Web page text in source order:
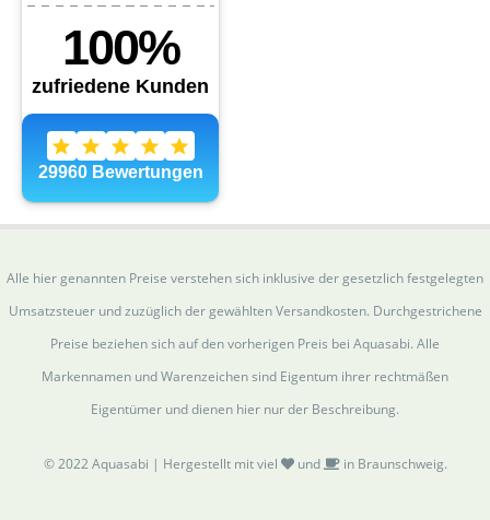
Alle hier genannten Preise verstehen sich inklusive der gesetzlich festgelegten
Umsatzsteuer und zuzüglich der gewählten Versandkosten. Durchgestrichene
Preise beziehen sich auf den vorherigen Preis bei Aquasabi. Alle
Markennamen und Warenzeichen sind Eigentum ihrer rechtmäßen
Eigentümer und dienen hier nur der Beschreibung.
© 2022 Aquasabi | Hergestellt mit viel und in Braunschweig.